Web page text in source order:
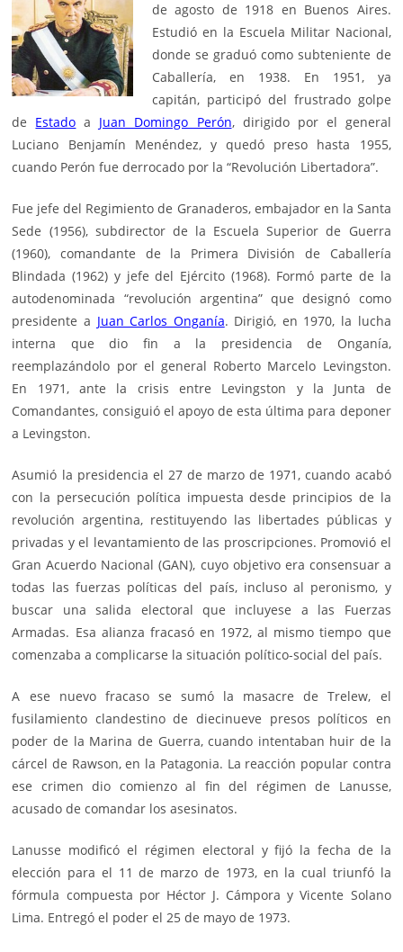
de agosto de 1918 en Buenos Aires.
Estudió en la Escuela Militar Nacional,
donde se graduó como subteniente de
Caballería, en 1938. En 1951, ya
capitán, participó del frustrado golpe
de Estado a Juan Domingo Perón, dirigido por el general
Luciano Benjamín Menéndez, y quedó preso hasta 1955,
cuando Perón fue derrocado por la “Revolución Libertadora”.
Fue jefe del Regimiento de Granaderos, embajador en la Santa
Sede (1956), subdirector de la Escuela Superior de Guerra
(1960), comandante de la Primera División de Caballería
Blindada (1962) y jefe del Ejército (1968). Formó parte de la
autodenominada “revolución argentina” que designó como
presidente a Juan Carlos Onganía. Dirigió, en 1970, la lucha
interna que dio fin a la presidencia de Onganía,
reemplazándolo por el general Roberto Marcelo Levingston.
En 1971, ante la crisis entre Levingston y la Junta de
Comandantes, consiguió el apoyo de esta última para deponer
a Levingston.
Asumió la presidencia el 27 de marzo de 1971, cuando acabó
con la persecución política impuesta desde principios de la
revolución argentina, restituyendo las libertades públicas y
privadas y el levantamiento de las proscripciones. Promovió el
Gran Acuerdo Nacional (GAN), cuyo objetivo era consensuar a
todas las fuerzas políticas del país, incluso al peronismo, y
buscar una salida electoral que incluyese a las Fuerzas
Armadas. Esa alianza fracasó en 1972, al mismo tiempo que
comenzaba a complicarse la situación político-social del país.
A ese nuevo fracaso se sumó la masacre de Trelew, el
fusilamiento clandestino de diecinueve presos políticos en
poder de la Marina de Guerra, cuando intentaban huir de la
cárcel de Rawson, en la Patagonia. La reacción popular contra
ese crimen dio comienzo al fin del régimen de Lanusse,
acusado de comandar los asesinatos.
Lanusse modificó el régimen electoral y fijó la fecha de la
elección para el 11 de marzo de 1973, en la cual triunfó la
fórmula compuesta por Héctor J. Cámpora y Vicente Solano
Lima. Entregó el poder el 25 de mayo de 1973.